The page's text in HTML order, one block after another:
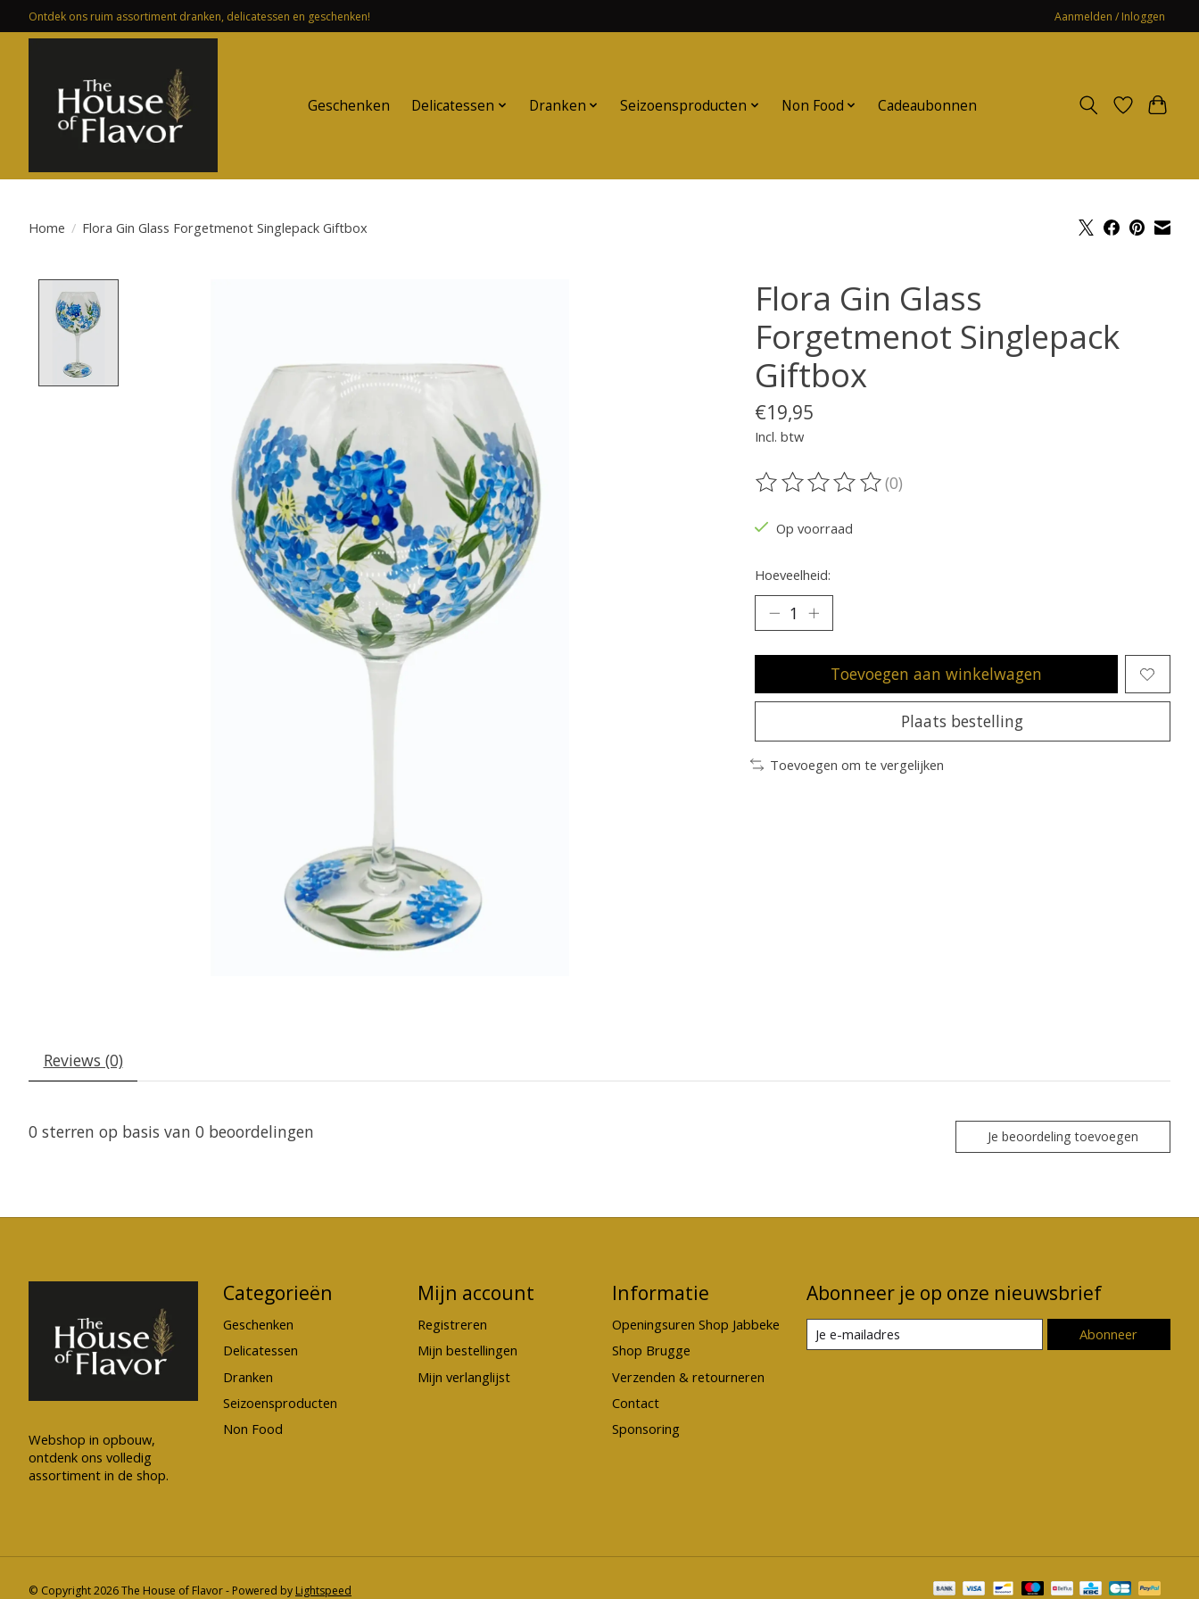
Ontdek ons ruim assortiment dranken, delicatessen en geschenken! Aanmelden / Inloggen
Geschenken Delicatessen Dranken Seizoensproducten Non Food Cadeaubonnen
Home / Flora Gin Glass Forgetmenot Singlepack Giftbox
Flora Gin Glass
Forgetmenot Singlepack
Giftbox
€19,95
Incl. btw
De beoordeling van dit product is
(0)
Op voorraad
Hoeveelheid:
Toevoegen aan winkelwagen
Plaats bestelling
Toevoegen om te vergelijken
Reviews (0)
0 sterren op basis van 0 beoordelingen Je beoordeling toevoegen
Webshop in opbouw,
ontdenk ons volledig
assortiment in de shop.
Categorieën
Geschenken
Delicatessen
Dranken
Seizoensproducten
Non Food
Mijn account
Registreren
Mijn bestellingen
Mijn verlanglijst
Informatie
Openingsuren Shop Jabbeke
Shop Brugge
Verzenden & retourneren
Contact
Sponsoring
Abonneer je op onze nieuwsbrief
Abonneer
© Copyright 2026 The House of Flavor - Powered by Lightspeed